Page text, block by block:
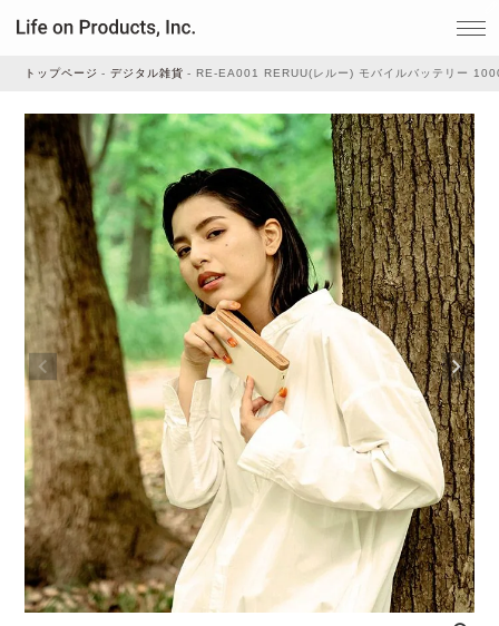
家電
家事・生活雑貨
ルームフレグランス
ビューティー
デジタル雑貨
ライト・シーリングファン
アクセサリー・消耗品
トップページ デジタル雑貨 RE-EA001 RERUU(レルー) モバイルバッテリー